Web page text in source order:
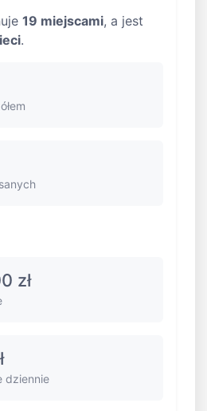
19 miejscami, a jest
.
zł
dziennie